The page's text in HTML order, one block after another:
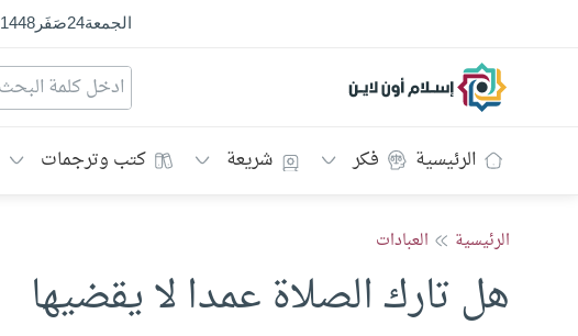
الجمعة24صَفَر1448 هـ
إسلام أون لاين
الرئيسية فكر شريعة كتب وترجمات
الرئيسية العبادات
هل تارك الصلاة عمدا لا يقضيها